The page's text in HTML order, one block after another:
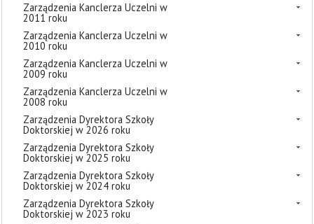
Zarządzenia Kanclerza Uczelni w
2011 roku
Zarządzenia Kanclerza Uczelni w
2010 roku
Zarządzenia Kanclerza Uczelni w
2009 roku
Zarządzenia Kanclerza Uczelni w
2008 roku
Zarządzenia Dyrektora Szkoły
Doktorskiej w 2026 roku
Zarządzenia Dyrektora Szkoły
Doktorskiej w 2025 roku
Zarządzenia Dyrektora Szkoły
Doktorskiej w 2024 roku
Zarządzenia Dyrektora Szkoły
Doktorskiej w 2023 roku